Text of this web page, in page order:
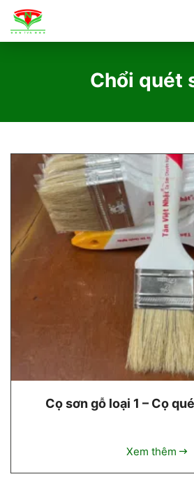
Chổi quét
Cọ sơn gỗ loại 1 – Cọ
Xem thêm